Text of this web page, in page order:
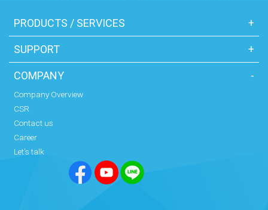
PRODUCTS / SERVICES +
SUPPORT +
COMPANY -
Company Overview
CSR
Contact us
Career
Let's talk